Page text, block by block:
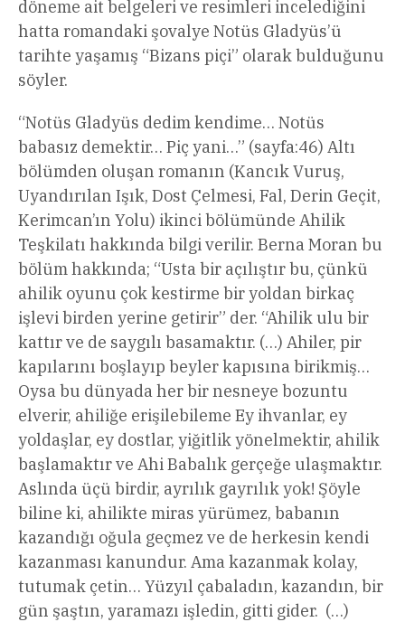
döneme ait belgeleri ve resimleri incelediğini
hatta romandaki şovalye Notüs Gladyüs’ü
tarihte yaşamış “Bizans piçi” olarak bulduğunu
söyler.
“Notüs Gladyüs dedim kendime… Notüs
babasız demektir… Piç yani…” (sayfa:46) Altı
bölümden oluşan romanın (Kancık Vuruş,
Uyandırılan Işık, Dost Çelmesi, Fal, Derin Geçit,
Kerimcan’ın Yolu) ikinci bölümünde Ahilik
Teşkilatı hakkında bilgi verilir. Berna Moran bu
bölüm hakkında; “Usta bir açılıştır bu, çünkü
ahilik oyunu çok kestirme bir yoldan birkaç
işlevi birden yerine getirir” der. “Ahilik ulu bir
kattır ve de saygılı basamaktır. (…) Ahiler, pir
kapılarını boşlayıp beyler kapısına birikmiş…
Oysa bu dünyada her bir nesneye bozuntu
elverir, ahiliğe erişilebileme Ey ihvanlar, ey
yoldaşlar, ey dostlar, yiğitlik yönelmektir, ahilik
başlamaktır ve Ahi Babalık gerçeğe ulaşmaktır.
Aslında üçü birdir, ayrılık gayrılık yok! Şöyle
biline ki, ahilikte miras yürümez, babanın
kazandığı oğula geçmez ve de herkesin kendi
kazanması kanundur. Ama kazanmak kolay,
tutumak çetin… Yüzyıl çabaladın, kazandın, bir
gün şaştın, yaramazı işledin, gitti gider. (…)